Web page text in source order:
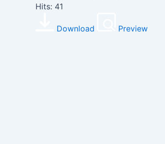
Hits: 41
Download Preview